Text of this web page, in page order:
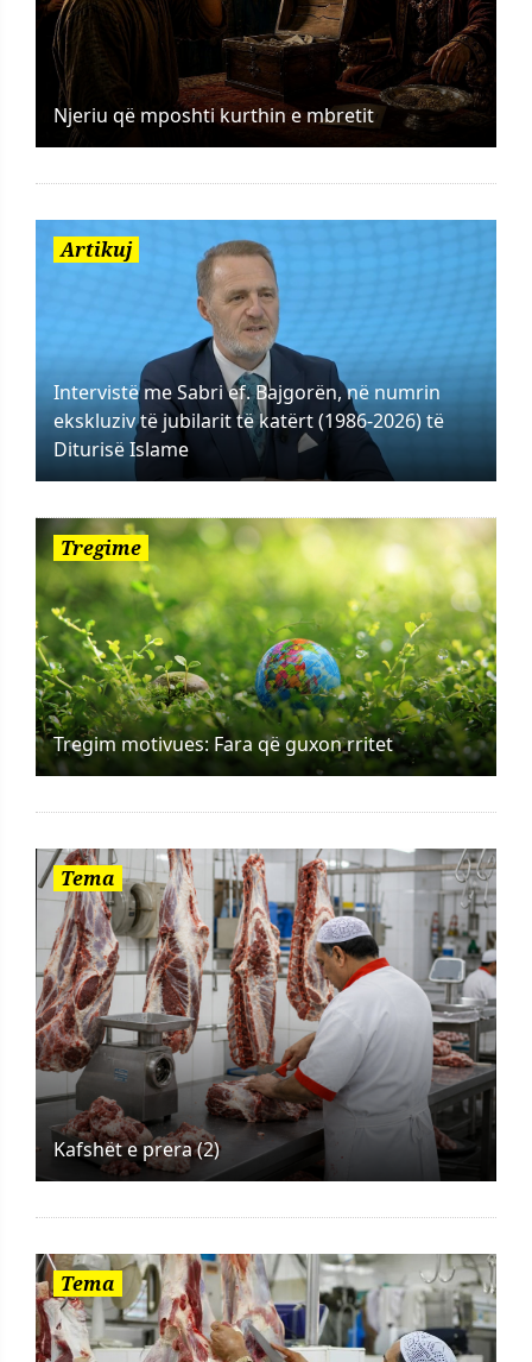
Njeriu që mposhti kurthin e mbretit
Artikuj
Intervistë me Sabri ef. Bajgorën, në numrin
ekskluziv të jubilarit të katërt (1986-2026) të
Diturisë Islame
Tregime
Tregim motivues: Fara që guxon rritet
Tema
Kafshët e prera (2)
Tema